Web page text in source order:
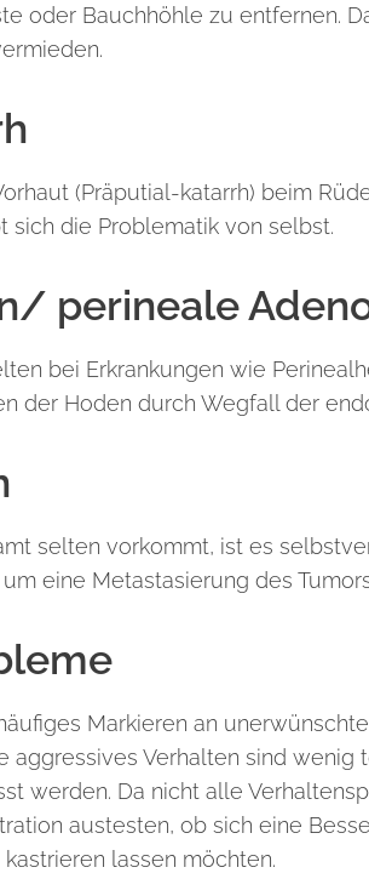
oder Bauchhöhle zu entfernen.
(Präputial-katarrh) beim
sich die Problematik von selbst.
perineale
bei Erkrankungen wie
der Hoden durch Wegfall der
selten vorkommt, ist es
eine Metastasierung des
Markieren an
aggressives Verhalten sind
werden. Da nicht alle
austesten, ob sich eine
lassen möchten.